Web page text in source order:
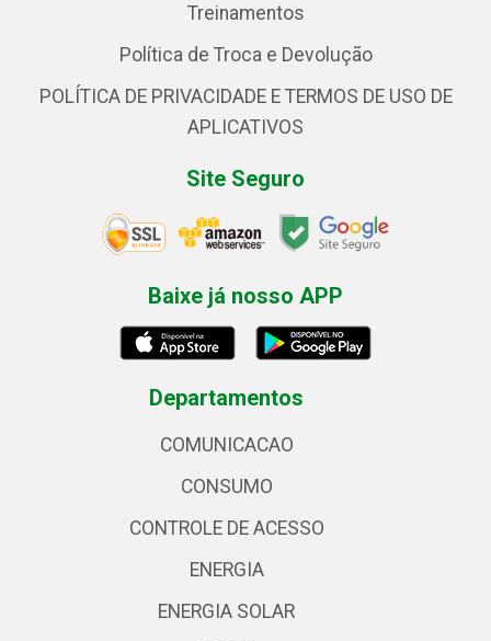
Treinamentos
Política de Troca e Devolução
POLÍTICA DE PRIVACIDADE E TERMOS DE USO DE
APLICATIVOS
Site Seguro
Baixe já nosso APP
Departamentos
COMUNICACAO
CONSUMO
CONTROLE DE ACESSO
ENERGIA
ENERGIA SOLAR